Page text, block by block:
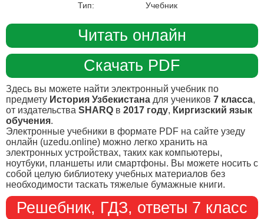
Тип:
Учебник
Читать онлайн
Скачать PDF
Здесь вы можете найти электронный учебник по
предмету История Узбекистана для учеников 7 класса,
от издательства SHARQ в 2017 году, Киргизский язык
обучения.
Электронные учебники в формате PDF на сайте узеду
онлайн (uzedu.online) можно легко хранить на
электронных устройствах, таких как компьютеры,
ноутбуки, планшеты или смартфоны. Вы можете носить с
собой целую библиотеку учебных материалов без
необходимости таскать тяжелые бумажные книги.
Решебник, ГДЗ, ответы 7 класс